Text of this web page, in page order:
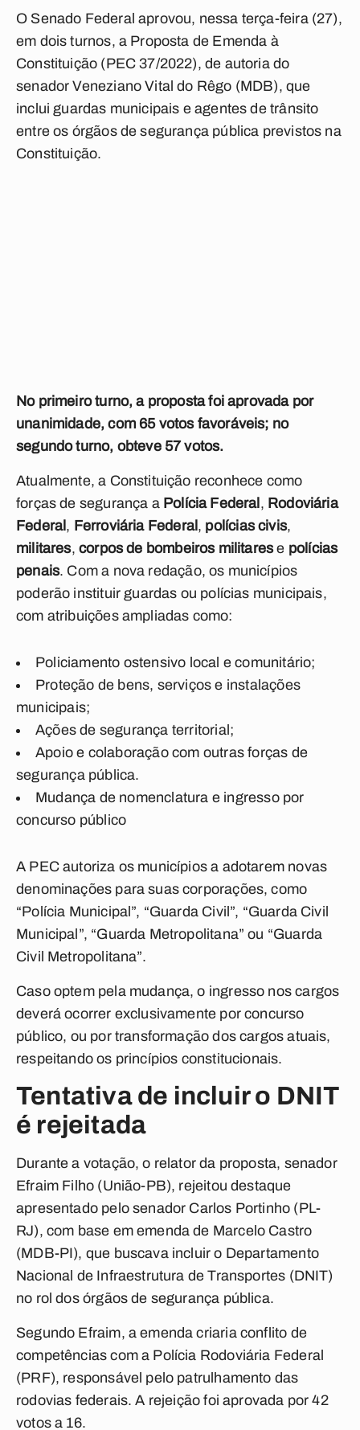
O Senado Federal aprovou, nessa terça-feira (27),
em dois turnos, a Proposta de Emenda à
Constituição (PEC 37/2022), de autoria do
senador Veneziano Vital do Rêgo (MDB), que
inclui guardas municipais e agentes de trânsito
entre os órgãos de segurança pública previstos na
Constituição.
No primeiro turno, a proposta foi aprovada por
unanimidade, com 65 votos favoráveis; no
segundo turno, obteve 57 votos.
Atualmente, a Constituição reconhece como
forças de segurança a Polícia Federal , Rodoviária
Federal , Ferroviária Federal , polícias civis,
militares, corpos de bombeiros militarese polícias
penais. Com a nova redação, os municípios
poderão instituir guardas ou polícias municipais,
com atribuições ampliadas como:
Policiamento ostensivo local e comunitário;
Proteção de bens, serviços e instalações
municipais;
Ações de segurança territorial;
Apoio e colaboração com outras forças de
segurança pública.
Mudança de nomenclatura e ingresso por
concurso público
A PEC autoriza os municípios a adotarem novas
denominações para suas corporações, como
“Polícia Municipal”, “Guarda Civil”, “Guarda Civil
Municipal”, “Guarda Metropolitana” ou “Guarda
Civil Metropolitana”.
Caso optem pela mudança, o ingresso nos cargos
deverá ocorrer exclusivamente por concurso
público, ou por transformação dos cargos atuais,
respeitando os princípios constitucionais.
Tentativa de incluir o DNIT
é rejeitada
Durante a votação, o relator da proposta, senador
Efraim Filho (União-PB), rejeitou destaque
apresentado pelo senador Carlos Portinho (PL-
RJ), com base em emenda de Marcelo Castro
(MDB-PI), que buscava incluir o Departamento
Nacional de Infraestrutura de Transportes (DNIT)
no rol dos órgãos de segurança pública.
Segundo Efraim, a emenda criaria conflito de
competências com a Polícia Rodoviária Federal
(PRF), responsável pelo patrulhamento das
rodovias federais. A rejeição foi aprovada por 42
votos a 16.